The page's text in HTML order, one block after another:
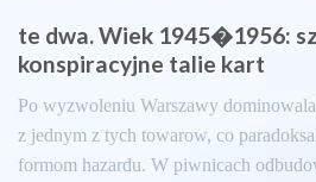
te dwa. Wiek 1945�1956:
konspiracyjne talie kart
Po wyzwoleniu Warszawy
z jednym z tych towarow, co
formom hazardu. W piwnicach